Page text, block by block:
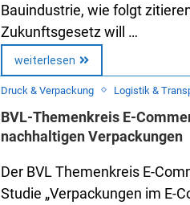
Bauindustrie, wie folgt
Zukunftsgesetz will …
weiterlesen
Druck & Verpackung Logistik &
BVL-Themenkreis E-
nachhaltigen Verpackungen
Der BVL Themenkreis E-
Studie „Verpackungen im E-